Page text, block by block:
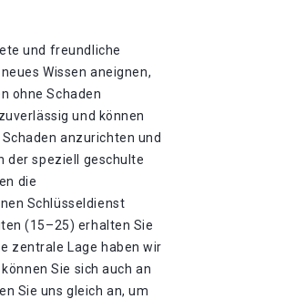
und freundliche
Wissen aneignen,
ohne Schaden
und können
anzurichten und
der speziell geschulte
die
Schlüsseldienst
(15–25) erhalten Sie
zentrale Lage haben wir
Sie sich auch an
Sie uns gleich an, um